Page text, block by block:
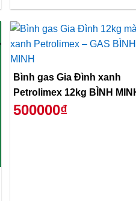
Bình gas Gia Đình xanh
Petrolimex 12kg BÌNH
500000₫